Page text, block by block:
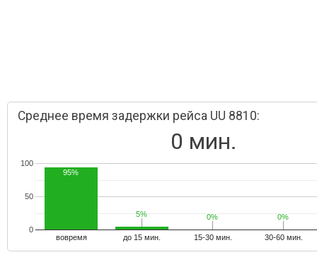
Среднее время задержки рейса UU 8810:
0 мин.
вовремя до 15 мин. 15-30 мин. 30-60 мин.
0
50
100
95%
5%
5% 0%
0% 0%
0%